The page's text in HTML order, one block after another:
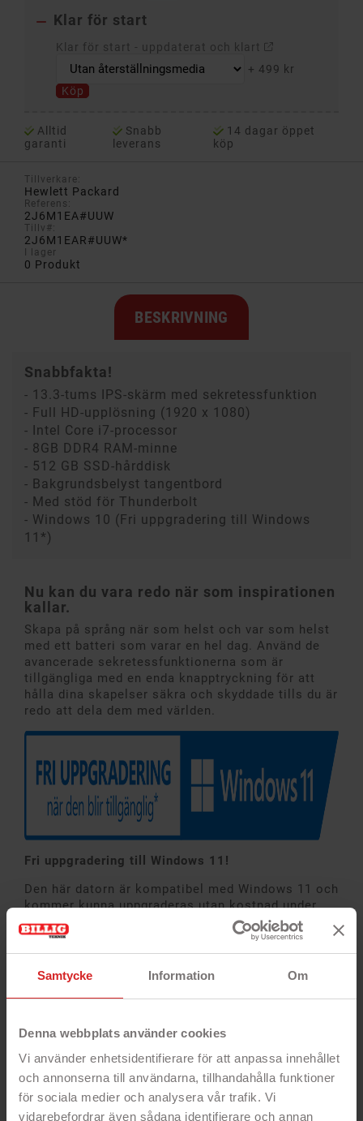
Samtycke Information Om
Denna webbplats använder cookies
Vi använder enhetsidentifierare för att anpassa innehållet
och annonserna till användarna, tillhandahålla funktioner
för sociala medier och analysera vår trafik. Vi
vidarebefordrar även sådana identifierare och annan
 Klar för start
Klar för start - uppdaterat och klart
+ 499 kr
Köp
Alltid
garanti
Snabb
leverans
14 dagar öppet
köp
Tillverkare:
Hewlett Packard
Referens:
2J6M1EA#UUW
Tillv#:
2J6M1EAR#UUW*
I lager
0 Produkt
BESKRIVNING
Nu kan du vara redo när som inspirationen
kallar.
Skapa på språng när som helst och var som helst
med ett batteri som varar en hel dag. Använd de
avancerade sekretessfunktionerna som är
tillgängliga med en enda knapptryckning för att
hålla dina skapelser säkra och skyddade tills du är
redo att dela dem med världen.
Fri uppgradering till Windows 11!
Den här datorn är kompatibel med Windows 11 och
kommer kunna uppgraderas utan kostnad under
den fria uppgraderingsperioden.
Mer information
om Windows 11 finns här.
Snabbfakta!
- 13.3-tums IPS-skärm med sekretessfunktion
- Full HD-upplösning (1920 x 1080)
- Intel Core i7-processor
- 8GB DDR4 RAM-minne
- 512 GB SSD-hårddisk
- Bakgrundsbelyst tangentbord
- Med stöd för Thunderbolt
- Windows 10 (Fri uppgradering till Windows
11*)
PRODUKTSPECIFIKATION
Skärmstorlek 13.3" Full HD LED IPS-skärm
Skärmupplösning 1920 x 1080 (Full HD)